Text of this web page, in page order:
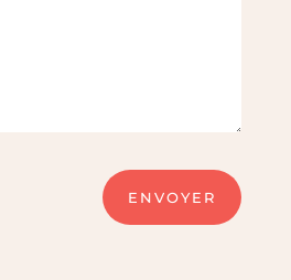
ENVOYER